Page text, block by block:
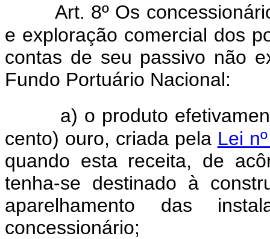
Art. 8º Os
e exploração comercial dos
contas de seu passivo não
Fundo Portuário Nacional:
a) o produto
cento) ouro, criada pela Lei
quando esta receita, de
tenha-se destinado à
aparelhamento das
concessionário;